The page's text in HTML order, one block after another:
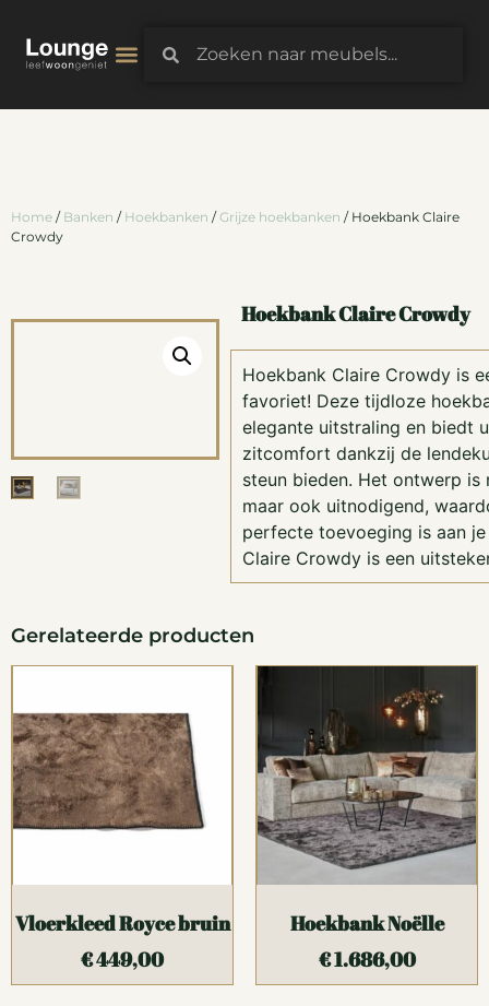
Home / Banken / Hoekbanken /Grijze hoekbanken / Hoekbank Claire
Crowdy
Hoekbank Claire Crowdy
Hoekbank Claire Crowdy is
favoriet! Deze tijdloze
elegante uitstraling en biedt
zitcomfort dankzij de
steun bieden. Het ontwerp is
maar ook uitnodigend,
perfecte toevoeging is aan
Claire Crowdy is een
Gerelateerde producten
Vloerkleed Royce bruin
€449,00
Hoekbank Noëlle
€1.686,00